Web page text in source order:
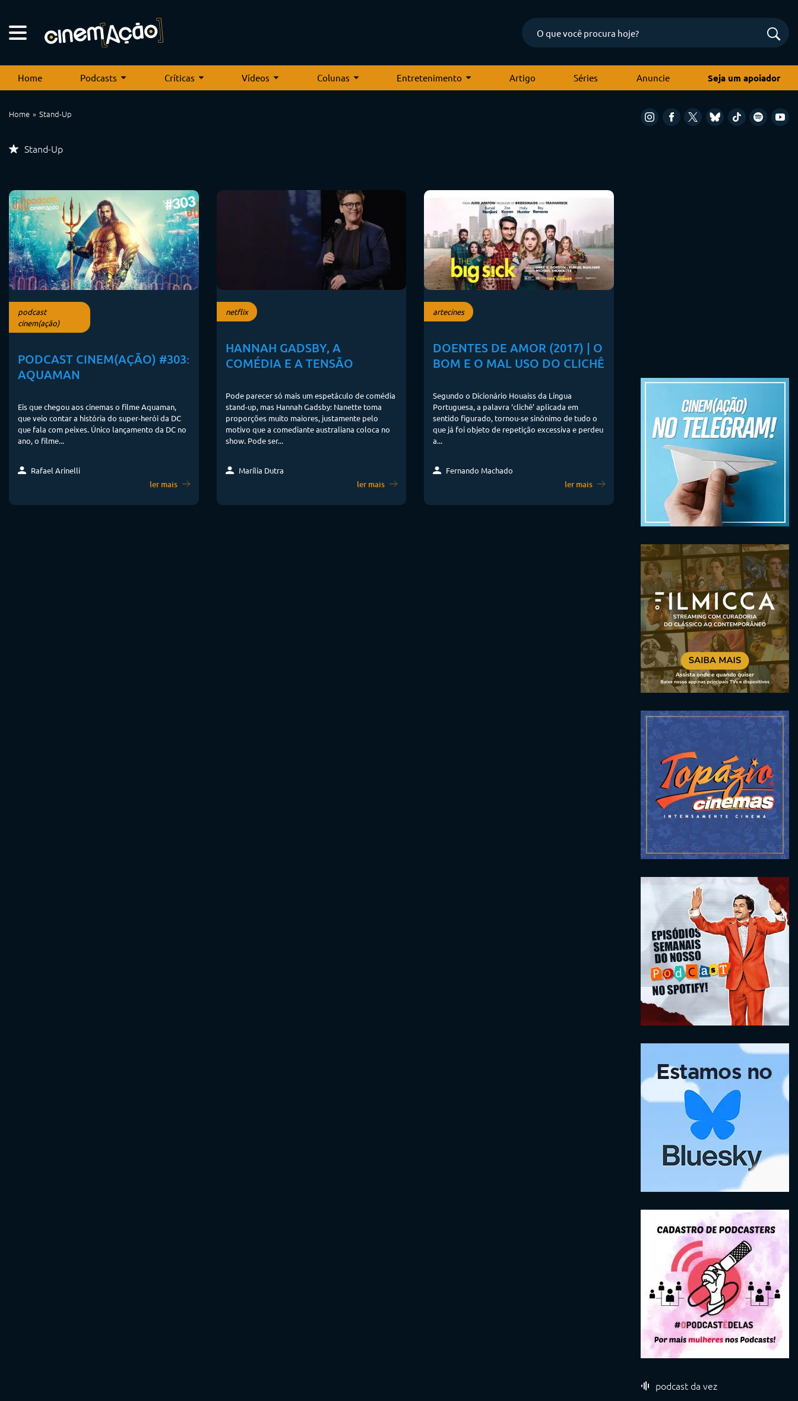
Home Podcasts Críticas Vídeos Colunas Entretenimento Artigo Séries Anuncie Seja um apoiador
Home Stand-Up
Stand-Up
podcast
cinem(ação)
PODCAST CINEM(AÇÃO) #303:
AQUAMAN
Eis que chegou aos cinemas o filme Aquaman,
que veio contar a história do super-herói da DC
que fala com peixes. Único lançamento da DC no
ano, o filme...
Rafael Arinelli
ler mais
netflix
HANNAH GADSBY, A
COMÉDIA E A TENSÃO
Pode parecer só mais um espetáculo de comédia
stand-up, mas Hannah Gadsby: Nanette toma
proporções muito maiores, justamente pelo
motivo que a comediante australiana coloca no
show. Pode ser...
Marília Dutra
ler mais
artecines
DOENTES DE AMOR (2017) | O
BOM E O MAL USO DO CLICHÊ
Segundo o Dicionário Houaiss da Língua
Portuguesa, a palavra ‘clichê’ aplicada em
sentido figurado, tornou-se sinônimo de tudo o
que já foi objeto de repetição excessiva e perdeu
a...
Fernando Machado
ler mais
podcast da vez